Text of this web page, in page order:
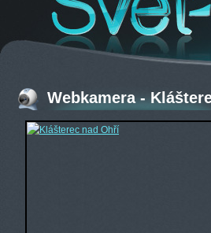
Webkamera -